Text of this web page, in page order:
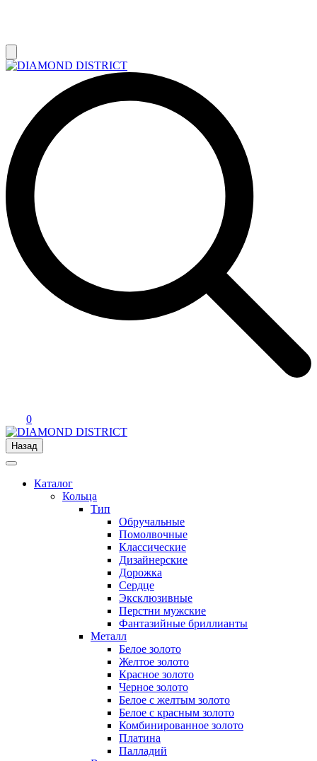
0
Назад
Каталог
Кольца
Тип
Обручальные
Помолвочные
Классические
Дизайнерские
Дорожка
Сердце
Эксклюзивные
Перстни мужские
Фантазийные бриллианты
Металл
Белое золото
Желтое золото
Красное золото
Черное золото
Белое с желтым золото
Белое с красным золото
Комбинированное золото
Платина
Палладий